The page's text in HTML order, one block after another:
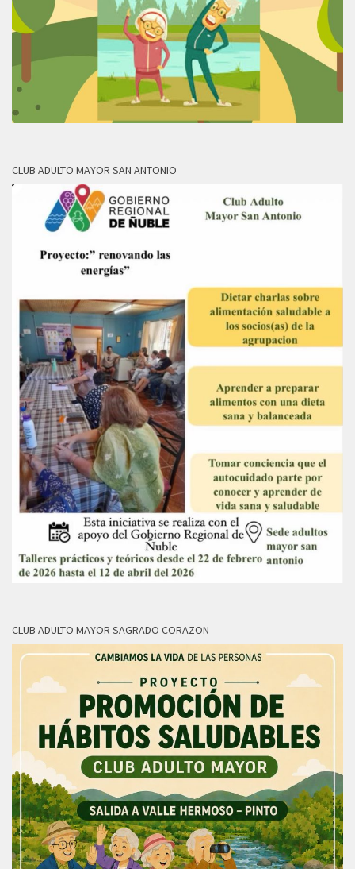
CLUB ADULTO MAYOR SAN ANTONIO
CLUB ADULTO MAYOR SAGRADO CORAZON